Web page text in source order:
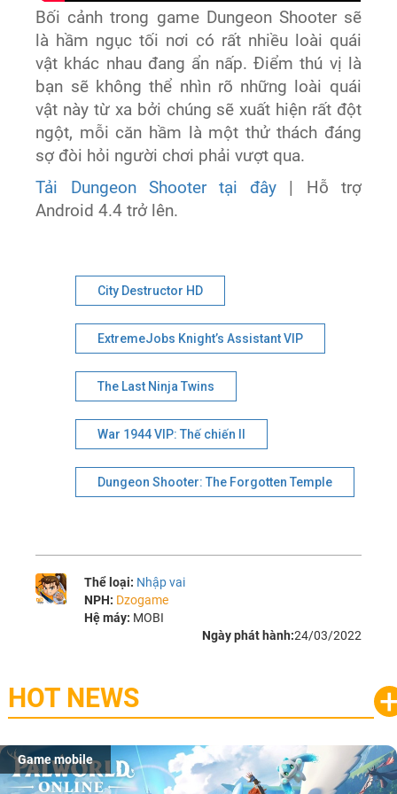
Bối cảnh trong game Dungeon Shooter sẽ
là hầm ngục tối nơi có rất nhiều loài quái
vật khác nhau đang ẩn nấp. Điểm thú vị là
bạn sẽ không thể nhìn rõ những loài quái
vật này từ xa bởi chúng sẽ xuất hiện rất đột
ngột, mỗi căn hầm là một thử thách đáng
sợ đòi hỏi người chơi phải vượt qua.
Tải Dungeon Shooter tại đây | Hỗ trợ
Android 4.4 trở lên.
City Destructor HD
ExtremeJobs Knight’s Assistant VIP
The Last Ninja Twins
War 1944 VIP: Thế chiến II
Dungeon Shooter: The Forgotten Temple
Thể loại: Nhập vai
NPH: Dzogame
Hệ máy: MOBI
Ngày phát hành:24/03/2022
HOT NEWS
Game mobile